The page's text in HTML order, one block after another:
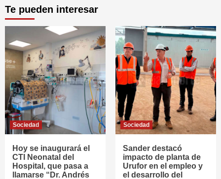
Te pueden interesar
Sociedad
Hoy se inaugurará el
CTI Neonatal del
Hospital, que pasa a
llamarse “Dr. Andrés
Sociedad
Sander destacó
impacto de planta de
Urufor en el empleo y
el desarrollo del